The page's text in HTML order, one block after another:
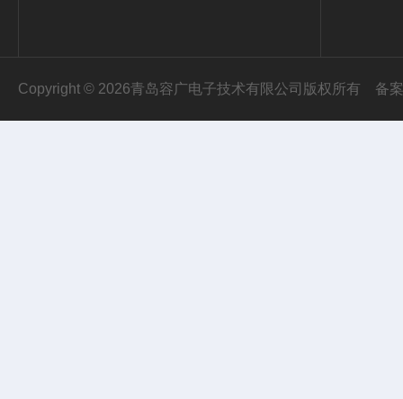
Copyright © 2026青岛容广电子技术有限公司版权所有 备